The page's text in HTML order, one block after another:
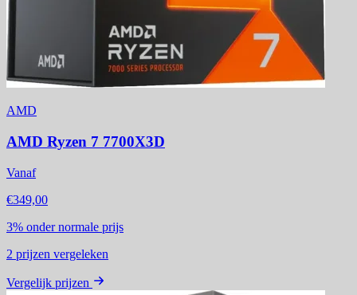
AMD
AMD Ryzen 7 7700X3D
Vanaf
€349,00
3% onder normale prijs
2 prijzen vergeleken
Vergelijk prijzen